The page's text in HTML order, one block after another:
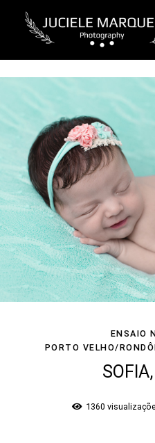
ENSAIO
PORTO VELHO/
1360